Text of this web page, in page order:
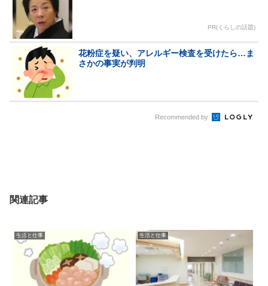
PR(くらしの話題)
花粉症を疑い、アレルギー検査を受けたら…ま
さかの事実が判明
Recommended by
関連記事
生活と仕事 生活と仕事